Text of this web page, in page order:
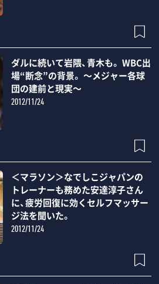
ダルに続いて岩隈、青木も。 WBC出
場“断念”の背景。 ～メジャー各球
団の建前と現実～
2012/11/24
＜マラソン＞なでしこジャパンの
トレーナーも務めた安達淳子さん
に、疲労回復に効くセルフマッサー
ジ法を聞いた。
2012/11/24